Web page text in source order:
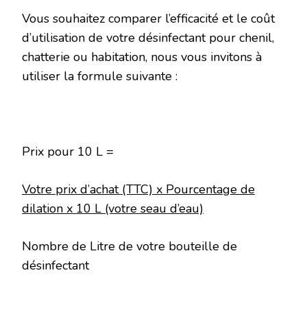
Vous souhaitez comparer l’efficacité et le coût
d’utilisation de votre désinfectant pour chenil,
chatterie ou habitation, nous vous invitons à
utiliser la formule suivante :
Prix pour 10 L =
Votre prix d’achat (TTC) x Pourcentage de
dilation x 10 L (votre seau d’eau)
Nombre de Litre de votre bouteille de
désinfectant